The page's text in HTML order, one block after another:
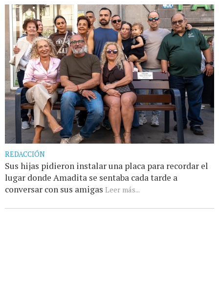
REDACCIÓN
Sus hijas pidieron instalar una placa para recordar el
lugar donde Amadita se sentaba cada tarde a
conversar con sus amigas Leer más...